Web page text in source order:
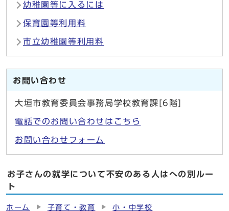
幼稚園等に入るには
保育園等利用料
市立幼稚園等利用料
お問い合わせ
大垣市教育委員会事務局学校教育課[6階]
電話でのお問い合わせはこちら
お問い合わせフォーム
お子さんの就学について不安のある人はへの別ルー
ト
ホーム 子育て・教育 小・中学校